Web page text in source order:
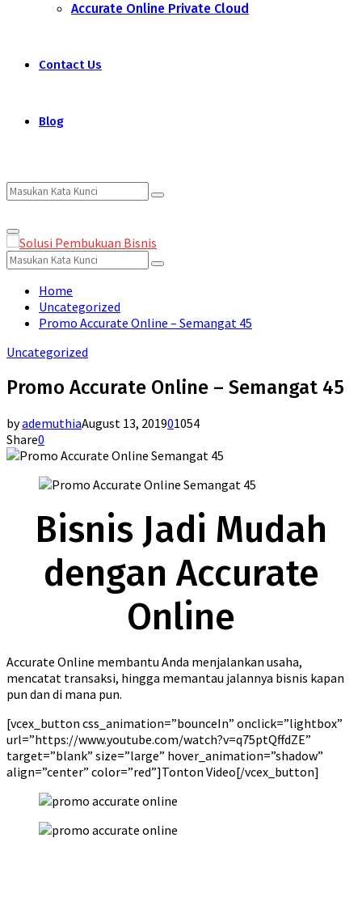
Accurate Online Private Cloud
Contact Us
Blog
Search
for:
Search
Primary
Menu
Search
for:
Search
Home
Uncategorized
Promo Accurate Online – Semangat 45
Uncategorized
Promo Accurate Online – Semangat 45
byademuthiaAugust 13, 201901054
Share0
Bisnis Jadi Mudah
dengan Accurate
Online
Accurate Online membantu Anda menjalankan usaha,
mencatat transaksi, hingga memantau jalannya bisnis kapan
pun dan di mana pun.
[vcex_button css_animation=”bounceIn” onclick=”lightbox”
url=”https://www.youtube.com/watch?v=q75ptQffdZE”
target=”blank” size=”large” hover_animation=”shadow”
align=”center” color=”red”]Tonton Video[/vcex_button]